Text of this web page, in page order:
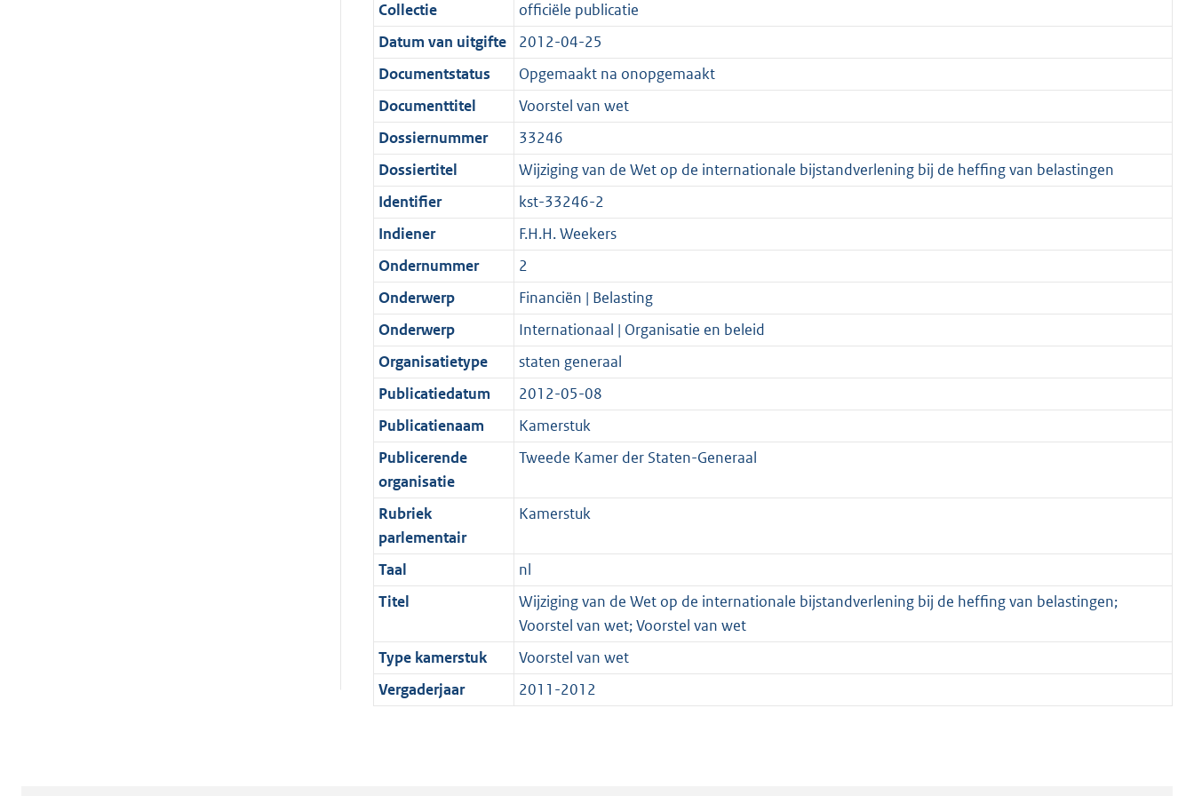
i
e
i
n
f
o
r
m
a
a
t
6
9
K
b
t
i
e
i
n
f
o
r
m
a
a
t
:
1
5
K
b
a
t
i
e
i
n
f
o
r
m
a
a
t
e
:
6
2
K
b
c
a
t
i
e
i
n
f
o
r
m
a
a
t
t
e
:
1
3
K
b
d
s
g
r
o
t
t
e
:
K
b
n
d
s
g
r
o
t
t
e
2
K
b
Collectie
officiële publicatie
Datum van uitgifte
2012-04-25
Documentstatus
Opgemaakt na onopgemaakt
Documenttitel
Voorstel van wet
Dossiernummer
33246
Dossiertitel
Wijziging van de Wet op de internationale bijstandverlening bij de heffing van belastingen
Identifier
kst-33246-2
Indiener
F.H.H. Weekers
Ondernummer
2
Onderwerp
Financiën | Belasting
Onderwerp
Internationaal | Organisatie en beleid
Organisatietype
staten generaal
Publicatiedatum
2012-05-08
Publicatienaam
Kamerstuk
Publicerende
organisatie
Tweede Kamer der Staten-Generaal
Rubriek
parlementair
Kamerstuk
Taal
nl
Titel
Wijziging van de Wet op de internationale bijstandverlening bij de heffing van belastingen;
Voorstel van wet; Voorstel van wet
Type kamerstuk
Voorstel van wet
Vergaderjaar
2011-2012